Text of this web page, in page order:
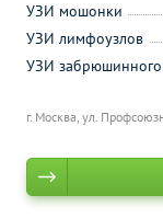
г. Москва, ул.
УЗИ мошонки
УЗИ лимфоузлов
УЗИ забрюшинного